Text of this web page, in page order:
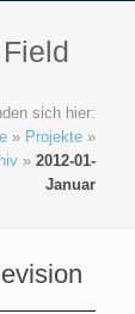
sich hier:
» Projekte»
» 2012-01-
Januar